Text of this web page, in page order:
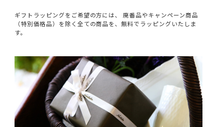
ギフトラッピングをご希望の方には、 廃番品やキャンペーン商品
（特別価格品）を除く全ての商品を、無料でラッピングいたしま
す。